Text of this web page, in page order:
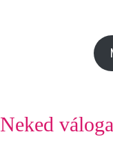
Neked